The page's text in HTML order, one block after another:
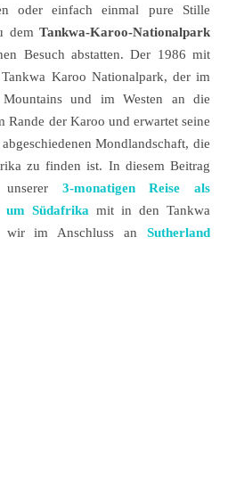
oder einfach einmal pure Stille
dem Tankwa-Karoo-Nationalpark
Besuch abstatten. Der 1986 mit
Karoo Nationalpark, der im
und im Westen an die
Rande der Karoo und erwartet seine
Mondlandschaft, die
zu finden ist. In diesem Beitrag
3-monatigen Reise als
um Südafrika mit in den Tankwa
wir im Anschluss an Sutherland